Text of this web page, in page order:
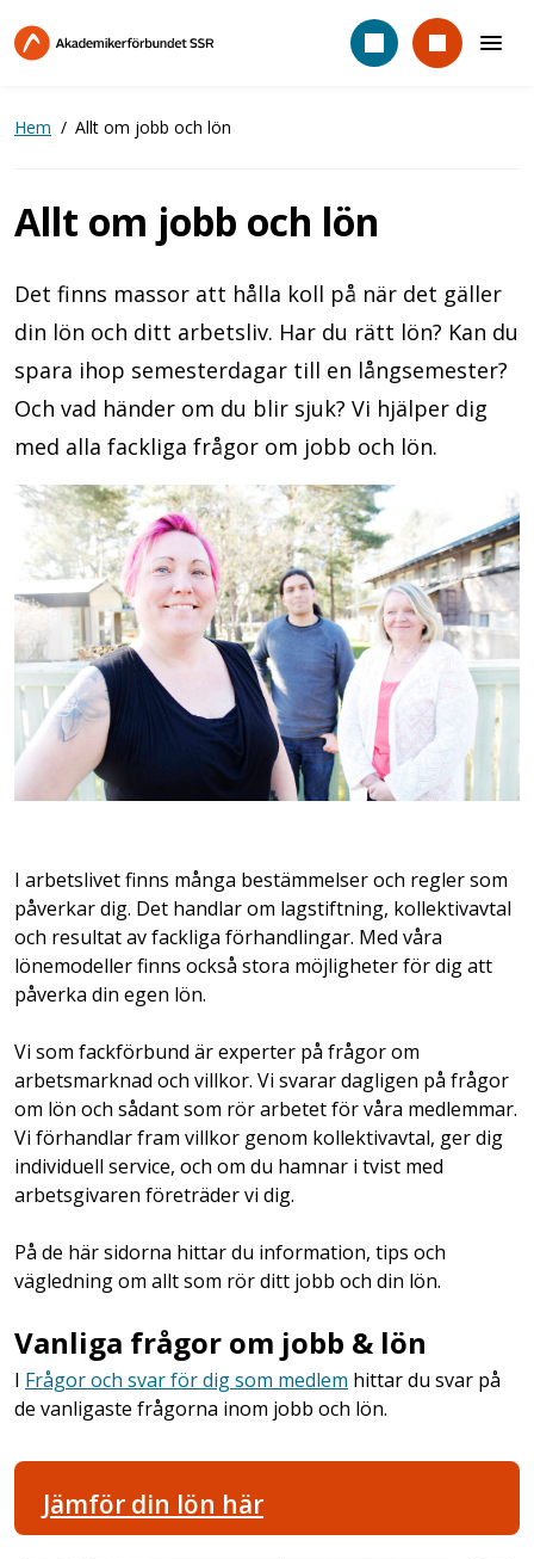
till
Hem Allt om jobb och lön
Allt om jobb och lön
Det finns massor att hålla koll på när det gäller
din lön och ditt arbetsliv. Har du rätt lön? Kan du
spara ihop semesterdagar till en långsemester?
Och vad händer om du blir sjuk? Vi hjälper dig
med alla fackliga frågor om jobb och lön.
I arbetslivet finns många bestämmelser och regler som
påverkar dig. Det handlar om lagstiftning, kollektivavtal
och resultat av fackliga förhandlingar. Med våra
lönemodeller finns också stora möjligheter för dig att
påverka din egen lön.
Vi som fackförbund är experter på frågor om
arbetsmarknad och villkor. Vi svarar dagligen på frågor
om lön och sådant som rör arbetet för våra medlemmar.
Vi förhandlar fram villkor genom kollektivavtal, ger dig
individuell service, och om du hamnar i tvist med
arbetsgivaren företräder vi dig.
På de här sidorna hittar du information, tips och
vägledning om allt som rör ditt jobb och din lön.
Vanliga frågor om jobb & lön
I Frågor och svar för dig som medlem hittar du svar på
de vanligaste frågorna inom jobb och lön.
Jämför din lön här